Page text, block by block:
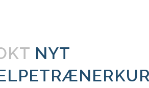
NYT